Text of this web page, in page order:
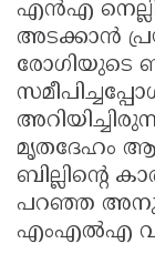
എൻഎ
അടക്കാൻ
രോഗിയുടെ
മൃതദേഹം
ബില്ലിന്റെ
പറഞ്ഞ
എംഎൽഎ